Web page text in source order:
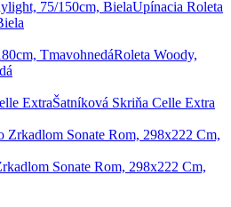
Upínacia Roleta
Roleta Woody,
Šatníková Skriňa Celle Extra
Sonate Rom, 298x222 Cm,